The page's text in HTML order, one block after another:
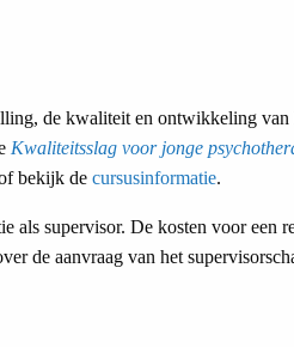
de kwaliteit en ontwikkeling
Kwaliteitsslag voor jonge
bekijk decursusinformatie.
als supervisor. De kosten voor een
de aanvraag van het